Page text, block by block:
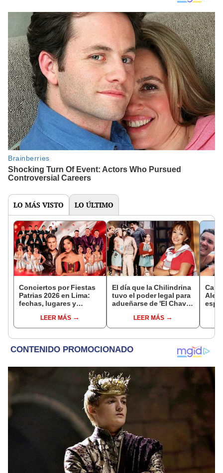
LO MÁS VISTO LO ÚLTIMO
Conciertos por Fiestas
Patrias 2026 en Lima:
fechas, lugares y
Serrano, Deyvis Orosco,
Vibra Perú 2026 y más
LEER MÁS
El día que la Chilindrina
tuvo el poder legal para
adueñarse de 'El Chavo
hacerloLEER MÁS